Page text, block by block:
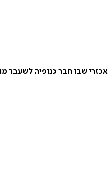
שבו חבר כנופיה לשעבר